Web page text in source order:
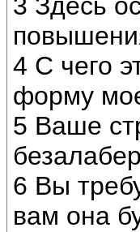
3 Здесь
4 С чего
форму
5 Ваше
6 Вы
вам она